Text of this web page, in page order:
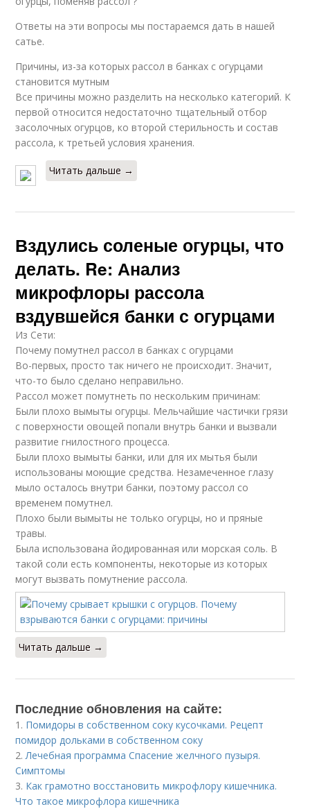
Ответы на эти вопросы мы постараемся дать в нашей
сатье.
Причины, из-за которых рассол в банках с огурцами
становится мутным
Все причины можно разделить на несколько категорий. К
первой относится недостаточно тщательный отбор
засолочных огурцов, ко второй стерильность и состав
рассола, к третьей условия хранения.
Читать дальше →
Вздулись соленые огурцы, что
делать. Re: Анализ
микрофлоры рассола
вздувшейся банки с огурцами
Из Сети:
Почему помутнел рассол в банках с огурцами
Во-первых, просто так ничего не происходит. Значит,
что-то было сделано неправильно.
Рассол может помутнеть по нескольким причинам:
Были плохо вымыты огурцы. Мельчайшие частички грязи
с поверхности овощей попали внутрь банки и вызвали
развитие гнилостного процесса.
Были плохо вымыты банки, или для их мытья были
использованы моющие средства. Незамеченное глазу
мыло осталось внутри банки, поэтому рассол со
временем помутнел.
Плохо были вымыты не только огурцы, но и пряные
травы.
Была использована йодированная или морская соль. В
такой соли есть компоненты, некоторые из которых
могут вызвать помутнение рассола.
Читать дальше →
Последние обновления на сайте:
1. Помидоры в собственном соку кусочками. Рецепт
помидор дольками в собственном соку
2.Лечебная программа Спасение желчного пузыря.
Симптомы
3. Как грамотно восстановить микрофлору кишечника.
Что такое микрофлора кишечника